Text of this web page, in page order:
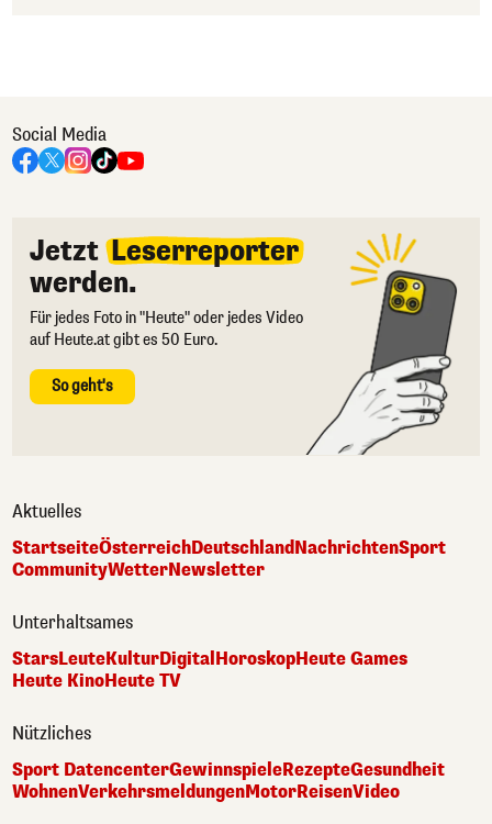
Social Media
Jetzt Leserreporter
werden.
Für jedes Foto in "Heute" oder jedes Video
auf Heute.at gibt es 50 Euro.
So geht's
Aktuelles
StartseiteÖsterreichDeutschlandNachrichtenSport
CommunityWetterNewsletter
Unterhaltsames
StarsLeuteKulturDigital HoroskopHeute Games
Heute KinoHeute TV
Nützliches
Sport DatencenterGewinnspieleRezepteGesundheit
WohnenVerkehrsmeldungenMotorReisenVideo